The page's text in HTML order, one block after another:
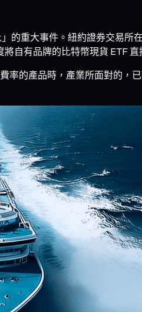
的重大事件。紐約證券交易
自有品牌的比特幣現貨 ETF
率的產品時，產業所面對的